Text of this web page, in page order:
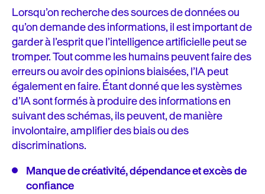
Lorsqu’on recherche des sources de données ou
qu’on demande des informations, il est important de
garder à l’esprit que l’intelligence artificielle peut se
tromper. Tout comme les humains peuvent faire des
erreurs ou avoir des opinions biaisées, l’IA peut
également en faire. Étant donné que les systèmes
d’IA sont formés à produire des informations en
suivant des schémas, ils peuvent, de manière
involontaire, amplifier des biais ou des
discriminations.
Manque de créativité, dépendance et excès de
confiance